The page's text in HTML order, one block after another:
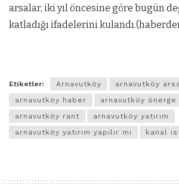
arsalar, iki yıl öncesine göre bugün
katladığı ifadelerini
Etiketler: Arnavutköy
arnavutköy
arnavutköy haber
arnavutköy önerge
arnavutköy rant
arnavutköy yatırım
arnavutköy yatırım yapılır mı
kanal